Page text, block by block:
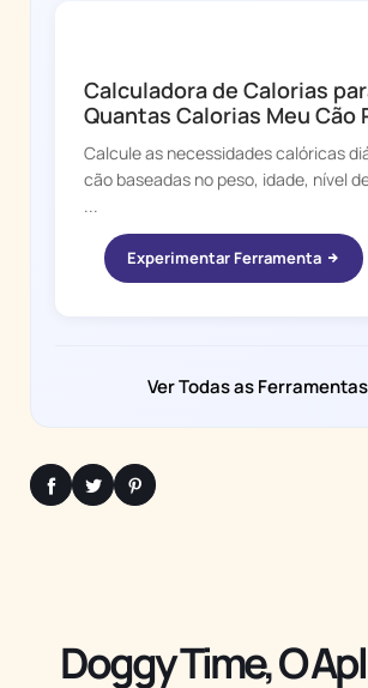
Calculadora de Calorias
Quantas Calorias Meu Cão
Calcule as necessidades calóricas
cão baseadas no peso, idade, nível
...
Experimentar Ferramenta
Ver Todas as Ferramentas
Doggy Time, O